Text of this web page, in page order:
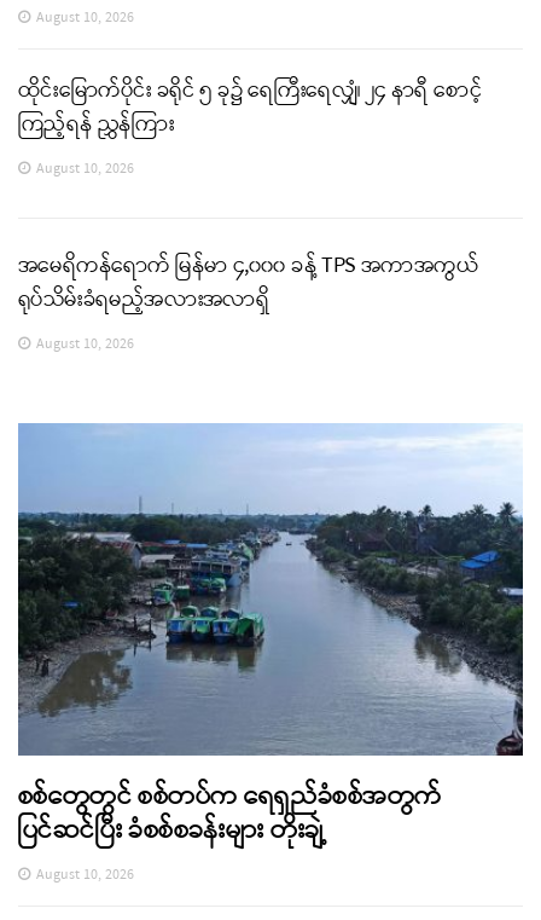
August 10, 2026
ထိုင်းမြောက်ပိုင်း ခရိုင် ၅ ခု၌ ရေကြီးရေလျှံ၊ ၂၄ နာရီ စောင့်
ကြည့်ရန် ညွှန်ကြား
August 10, 2026
အမေရိကန်ရောက် မြန်မာ ၄,၀၀၀ ခန့် TPS အကာအကွယ်
ရုပ်သိမ်းခံရမည့်အလားအလာရှိ
August 10, 2026
စစ်တွေတွင် စစ်တပ်က ရေရှည်ခံစစ်အတွက်
ပြင်ဆင်ပြီး ခံစစ်စခန်းများ တိုးချဲ့
August 10, 2026